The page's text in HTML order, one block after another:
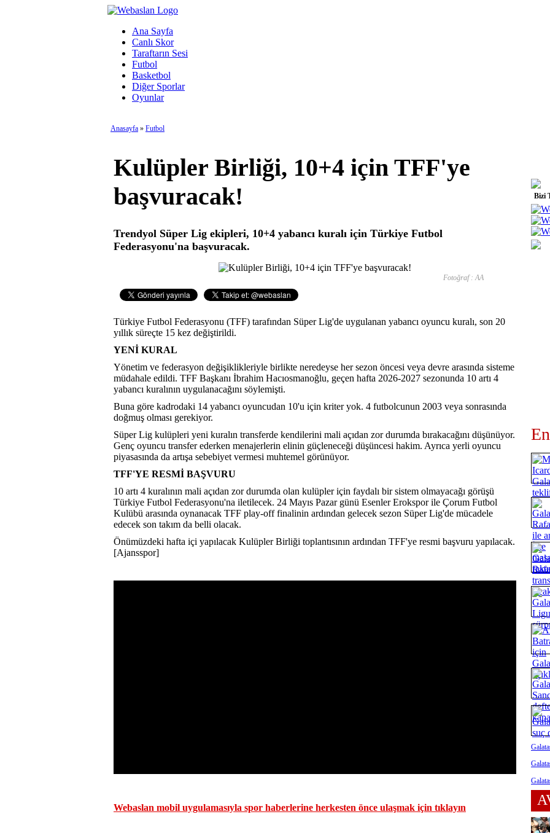
Ana Sayfa
Canlı Skor
Taraftarın Sesi
Futbol
Basketbol
Diğer Sporlar
Oyunlar
Anasayfa » Futbol
Kulüpler Birliği, 10+4 için TFF'ye
başvuracak!
Trendyol Süper Lig ekipleri, 10+4 yabancı kuralı için Türkiye Futbol
Federasyonu'na başvuracak.
Fotoğraf : AA
Türkiye Futbol Federasyonu (TFF) tarafından Süper Lig'de uygulanan yabancı oyuncu kuralı, son 20
yıllık süreçte 15 kez değiştirildi.
YENİ KURAL
Yönetim ve federasyon değişiklikleriyle birlikte neredeyse her sezon öncesi veya devre arasında sisteme
müdahale edildi. TFF Başkanı İbrahim Hacıosmanoğlu, geçen hafta 2026-2027 sezonunda 10 artı 4
yabancı kuralının uygulanacağını söylemişti.
Buna göre kadrodaki 14 yabancı oyuncudan 10'u için kriter yok. 4 futbolcunun 2003 veya sonrasında
doğmuş olması gerekiyor.
Süper Lig kulüpleri yeni kuralın transferde kendilerini mali açıdan zor durumda bırakacağını düşünüyor.
Genç oyuncu transfer ederken menajerlerin elinin güçleneceği düşüncesi hakim. Ayrıca yerli oyuncu
piyasasında da artışa sebebiyet vermesi muhtemel görünüyor.
TFF'YE RESMİ BAŞVURU
10 artı 4 kuralının mali açıdan zor durumda olan kulüpler için faydalı bir sistem olmayacağı görüşü
Türkiye Futbol Federasyonu'na iletilecek. 24 Mayıs Pazar günü Esenler Erokspor ile Çorum Futbol
Kulübü arasında oynanacak TFF play-off finalinin ardından gelecek sezon Süper Lig'de mücadele
edecek son takım da belli olacak.
Önümüzdeki hafta içi yapılacak Kulüpler Birliği toplantısının ardından TFF'ye resmi başvuru yapılacak.
[Ajansspor]
Webaslan mobil uygulamasıyla spor haberlerine herkesten önce ulaşmak için tıklayın
Bizi